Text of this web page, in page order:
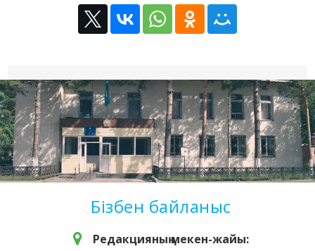
Бізбен байланыс
Редакцияның мекен-жайы: